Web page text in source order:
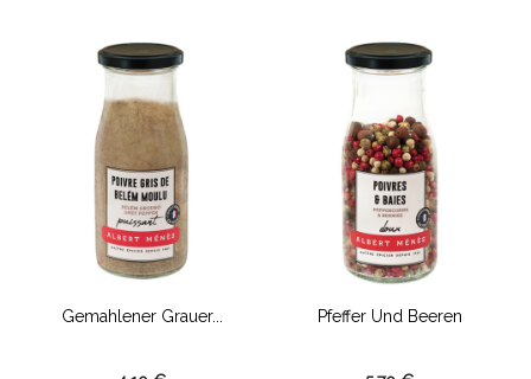
Gemahlener Grauer... Pfeffer Und Beeren